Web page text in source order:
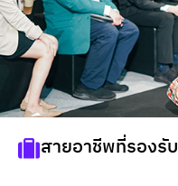
สายอาชีพที่รองรับ